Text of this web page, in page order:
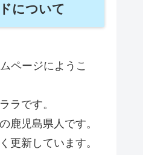
について
ページにようこ
ラです。
鹿児島県人です。
更新しています。